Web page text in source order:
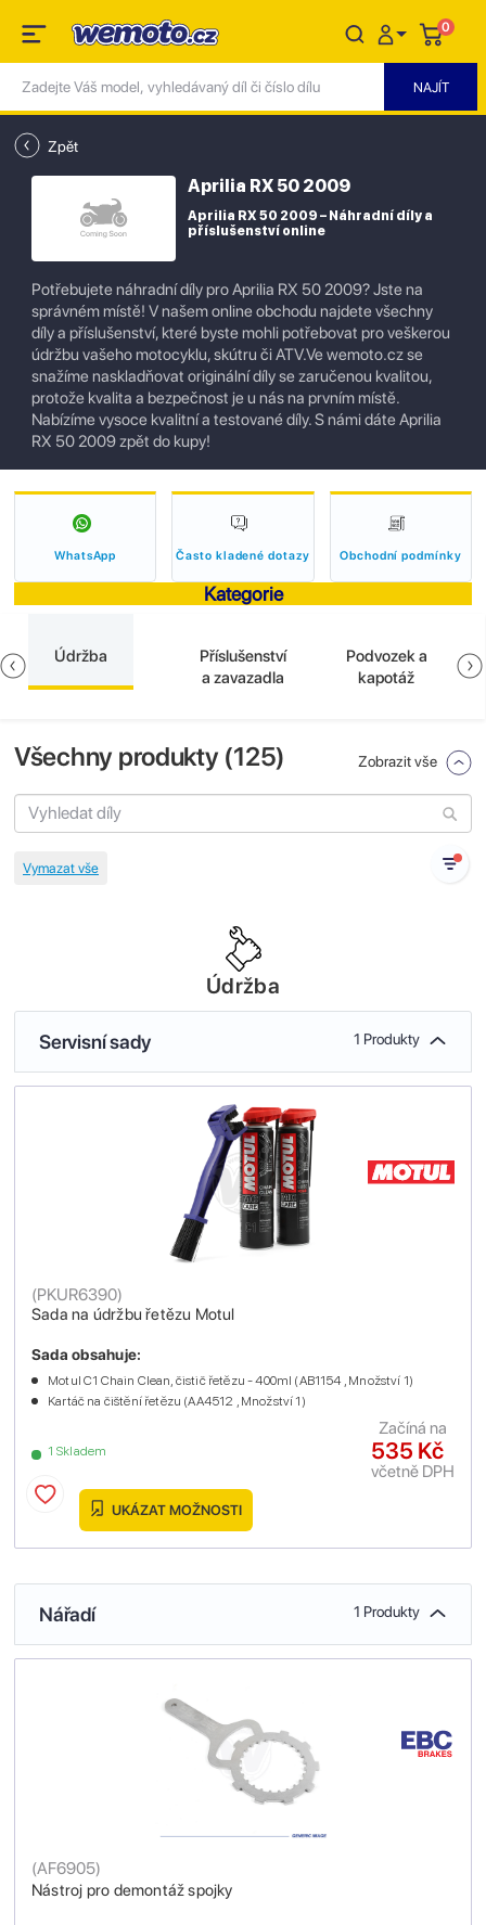
0
Zpět
Aprilia RX 50 2009
Aprilia RX 50 2009 – Náhradní díly a
příslušenství online
Potřebujete náhradní díly pro Aprilia RX 50 2009? Jste na
správném místě! V našem online obchodu najdete všechny
díly a příslušenství, které byste mohli potřebovat pro veškerou
údržbu vašeho motocyklu, skútru či ATV.Ve wemoto.cz se
snažíme naskladňovat originální díly se zaručenou kvalitou,
protože kvalita a bezpečnost je u nás na prvním místě.
Nabízíme vysoce kvalitní a testované díly. S námi dáte Aprilia
RX 50 2009 zpět do kupy!
WhatsApp Často kladené dotazy Obchodní podmínky
Kategorie
Údržba
Příslušenství
a zavazadla
Podvozek a
kapotáž
Všechny produkty (125) Zobrazit vše
Údržba
Servisní sady 1 Produkty
Sada na údržbu řetězu Motul
(PKUR6390)
1 Skladem
Sada obsahuje:
Motul C1 Chain Clean, čistič řetězu - 400ml (AB1154 , Množství 1)
Kartáč na čištění řetězu (AA4512 , Množství 1)
535 Kč
včetně DPH
Začíná na
UKÁZAT MOŽNOSTI
Nářadí 1 Produkty
Nástroj pro demontáž spojky
(AF6905)